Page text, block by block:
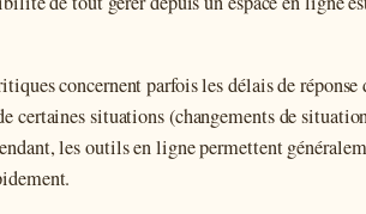
concernent parfois les délais de
certaines situations (changements de
les outils en ligne permettent